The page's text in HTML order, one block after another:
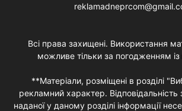
Всі права захищені. Використання
можливе тільки за погодженням
**Матеріали, розміщені в розділі
рекламний характер. Відповідальність
наданої у даному розділі інформації